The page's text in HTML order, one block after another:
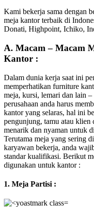
Kami bekerja sama dengan
meja kantor terbaik di
Donati, Highpoint, Ichiko,
A. Macam – Macam
Kantor :
Dalam dunia kerja saat ini
memperhatikan furniture
meja, kursi, lemari dan lain
perusahaan anda harus
kantor yang selaras, hal ini
pengunjung, tamu atau klien
menarik dan nyaman untuk
Terutama meja yang sering
karyawan bekerja, anda
standar kualifikasi. Berikut
digunakan untuk kantor :
1. Meja Partisi :